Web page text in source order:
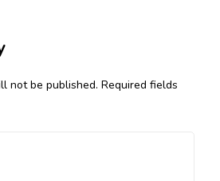
not be published. Required fields